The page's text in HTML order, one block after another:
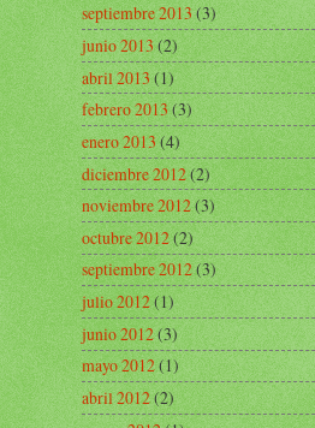
septiembre 2013(3)
junio 2013(2)
abril 2013(1)
febrero 2013(3)
enero 2013(4)
diciembre 2012(2)
noviembre 2012(3)
octubre 2012(2)
septiembre 2012(3)
julio 2012(1)
junio 2012(3)
mayo 2012(1)
abril 2012(2)